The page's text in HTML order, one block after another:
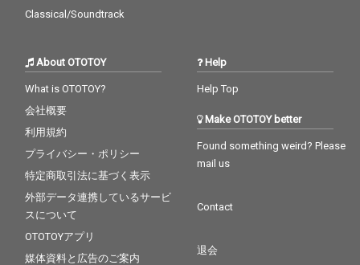
人工合成されたシンセ
ルに対して人間のオー
レコーディングはあま
りにも不完全で「終わ
りのシュミレーショ
ン」になり得てないと
直感した。そして様々
な試行錯誤と検討の後
ケストラのパートを全
てソフトウェアに入れ
替えることだった。現
ルに対して人間のオー
ケストラによるライブ
レコーディングはあま
りにも不完全で「終わ
りのシュミレーショ
ン」になり得てないと
直感した。そして様々
ケストラのパートを全
在のオーケストラのソ
Classical/Soundtrack
About OTOTOY
What is OTOTOY?
会社概要
利用規約
プライバシー・ポリシー
特定商取引法に基づく表示
外部データ連携しているサービ
スについて
OTOTOYアプリ
媒体資料と広告のご案内
Help
Help Top
Make OTOTOY better
Found something weird? Please
mail us
Contact
退会